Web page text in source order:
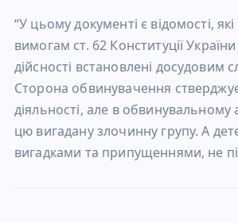
“У цьому документі є відомості,
вимогам ст. 62 Конституції
дійсності встановлені
Сторона обвинувачення
діяльності, але в обвинувальному
цю вигадану злочинну групу. А
вигадками та припущеннями, не